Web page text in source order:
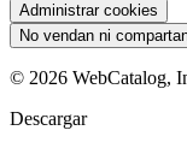
Administrar cookies
No vendan ni
© 2026 WebCatalog,
Descargar